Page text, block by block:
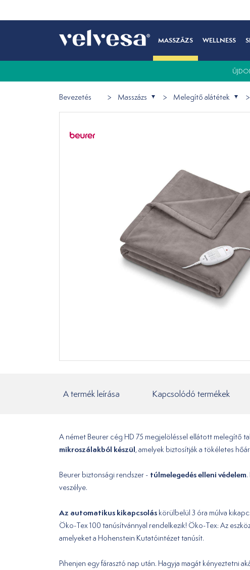
MASSZÁZS WELLNESS
Bevezetés Masszázs Melegítő alátétek
A termék leírása Kapcsolódó termékek
A német Beurer cég HD 75 megjelöléssel ellátott melegítő
mikroszálakból készül, amelyek biztosítják a tökéletes
Beurer biztonsági rendszer - túlmelegedés elleni védelem
veszélye.
Az automatikus kikapcsolás körülbelül 3 óra múlva
Öko-Tex 100 tanúsítvánnyal rendelkezik! Öko-Tex: Az
amelyeket a Hohenstein Kutatóintézet tanúsít.
Pihenjen egy fárasztó nap után. Hagyja magát kényeztetni